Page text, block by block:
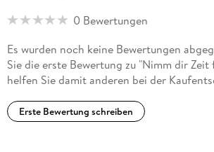
0 Bewertungen
Es wurden noch keine Bewertungen
Sie die erste Bewertung zu "Nimm dir
helfen Sie damit anderen bei der
Erste Bewertung schreiben